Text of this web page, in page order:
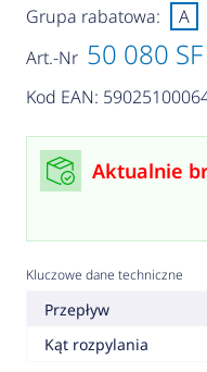
Art.-Nr 50 080 SF
Kod EAN:
Grupa rabatowa: A
Aktualnie
Kluczowe dane techniczne
Przepływ
Kąt rozpylania